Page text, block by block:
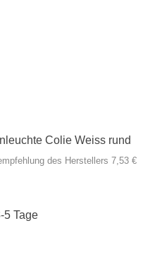
Colie Weiss rund
des Herstellers 7,53 €
5 Tage